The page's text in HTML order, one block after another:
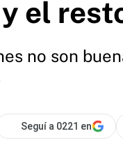
el
no son
Seguí a 0221 en